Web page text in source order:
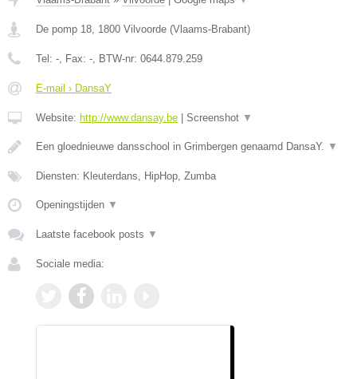
De pomp 18 1800 Vilvoorde (Vlaams-Brabant)
Tel: - , Fax: - , BTW-nr: 0644.879.259
E-mail › DansaY
Website: http://www.dansay.be | Screenshot ▼
Een gloednieuwe dansschool in Grimbergen genaamd DansaY. ▼
Diensten: Kleuterdans, HipHop, Zumba
Openingstijden ▼
Laatste facebook posts ▼
Sociale media: